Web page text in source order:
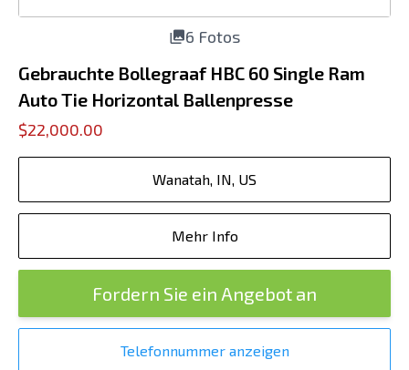
6 Fotos
Gebrauchte Bollegraaf HBC 60 Single Ram
Auto Tie Horizontal Ballenpresse
$22,000.00
Wanatah, IN, US
Mehr Info
Fordern Sie ein Angebot an
Telefonnummer anzeigen